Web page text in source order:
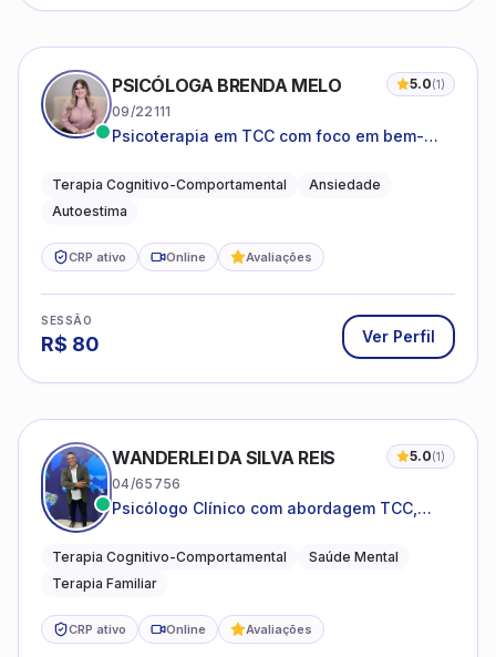
PSICÓLOGA BRENDA MELO 5.0(1)
09/22111
Psicoterapia em TCC com foco em bem-
o cotidiano
Terapia Cognitivo-Comportamental
Ansiedade
Autoestima
CRP ativo Online Avaliações
SESSÃO
R$ 80 Ver Perfil
WANDERLEI DA SILVA REIS 5.0(1)
04/65756
Psicólogo Clínico com abordagem TCC,
sistêmica
Terapia Cognitivo-Comportamental
Saúde Mental
Terapia Familiar
CRP ativo Online Avaliações